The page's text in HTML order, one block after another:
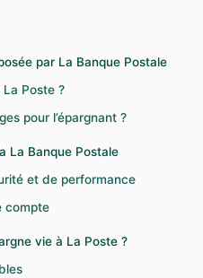
par La Banque Postale
La Poste ?
pour l’épargnant ?
La Banque Postale
et de performance
compte
vie à La Poste ?